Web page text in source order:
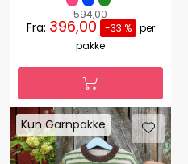
594,00
Fra: 396,00 -33 %
per
pakke
Kun Garnpakke